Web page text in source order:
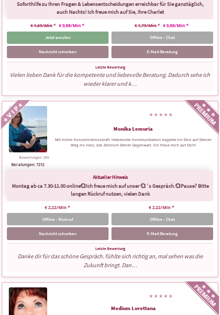
Vielen lieben Dank für die kompetente und liebevolle Beratung. Dadurch sehe ich
wieder klarer und k…
Jetzt anrufen
€ 1,69/Min* € 0,98/Min *
Offline - Chat
€ 1,79/Min* € 0,98/Min *
Nachricht schreiben E-Mail-Beratung
Soforthilfe zu Ihren Fragen & Lebensentscheidungen erreichbar für Sie ganztäglich,
auch Nachts! Ich freue mich auf Sie, Ihre Charlet
Beratungen: 7212
Bewertungen: 309
Monika Lemuria
Mit hoher Konzentrationskraft +liebevoller Kommunikation begleite ich Dich auf Deinen
Weg ins Herz, das Zentrum Deiner Gegenwart. Ich freue mich auf Dich!
Danke dir für das schöne Gespräch. fühlte sich richtig an, mal sehen was die
Zukunft bringt. Dan…
Offline - Rückruf
€ 2,22/Min *
Offline - Chat
€ 2,22/Min *
Nachricht schreiben E-Mail-Beratung
Montag ab ca 7.30-11.00 online💞Ich freue mich auf unser 💞´s Gespräch.💞Pause? Bitte
langen Rückruf nutzen, vielen Dank
Medium Lorettana